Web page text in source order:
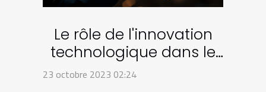
Le rôle de l'innovation
technologique dans le
potentiel des
23 octobre 2023 02:24